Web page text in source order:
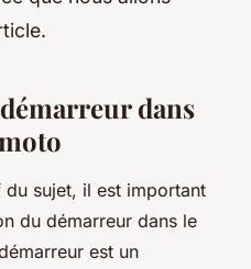
dans
sujet, il est important
du démarreur dans le
est un